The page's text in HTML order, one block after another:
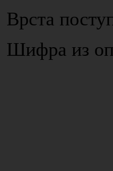
Врста
Шифра из